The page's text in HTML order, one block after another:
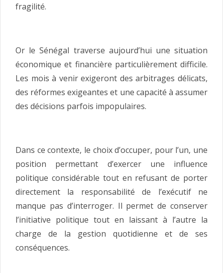
fragilité.
Or le Sénégal traverse aujourd’hui une situation
économique et financière particulièrement difficile.
Les mois à venir exigeront des arbitrages délicats,
des réformes exigeantes et une capacité à assumer
des décisions parfois impopulaires.
Dans ce contexte, le choix d’occuper, pour l’un, une
position permettant d’exercer une influence
politique considérable tout en refusant de porter
directement la responsabilité de l’exécutif ne
manque pas d’interroger. Il permet de conserver
l’initiative politique tout en laissant à l’autre la
charge de la gestion quotidienne et de ses
conséquences.